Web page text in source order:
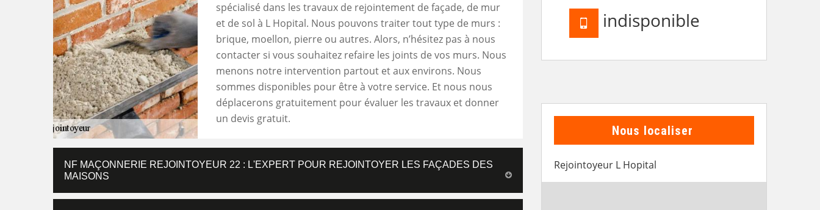
spécialisé dans les travaux de rejointement de façade, de mur
et de sol à L Hopital. Nous pouvons traiter tout type de murs :
brique, moellon, pierre ou autres. Alors, n’hésitez pas à nous
contacter si vous souhaitez refaire les joints de vos murs. Nous
menons notre intervention partout et aux environs. Nous
sommes disponibles pour être à votre service. Et nous nous
déplacerons gratuitement pour évaluer les travaux et donner
un devis gratuit.
NF MAÇONNERIE REJOINTOYEUR 22 : L'EXPERT POUR REJOINTOYER LES FAÇADES DES
MAISONS
indisponible
Nous localiser
Rejointoyeur L Hopital